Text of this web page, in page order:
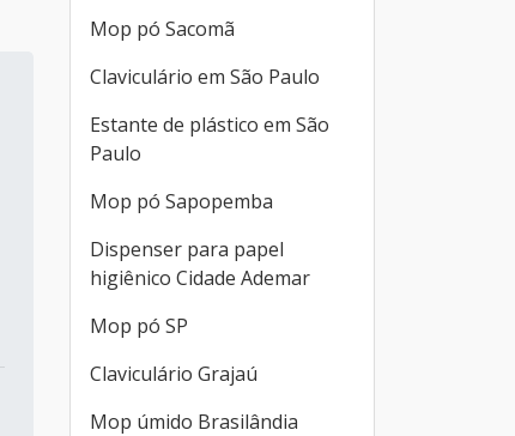
Mop pó Sacomã
Claviculário em São Paulo
Estante de plástico em São
Paulo
Mop pó Sapopemba
Dispenser para papel
higiênico Cidade Ademar
Mop pó SP
Claviculário Grajaú
Mop úmido Brasilândia